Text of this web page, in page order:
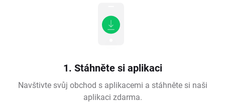
1. Stáhněte si aplikaci
Navštivte svůj obchod s aplikacemi a stáhněte si naši
aplikaci zdarma.